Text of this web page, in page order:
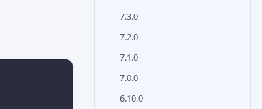
7.3.0
7.2.0
7.1.0
7.0.0
6.10.0